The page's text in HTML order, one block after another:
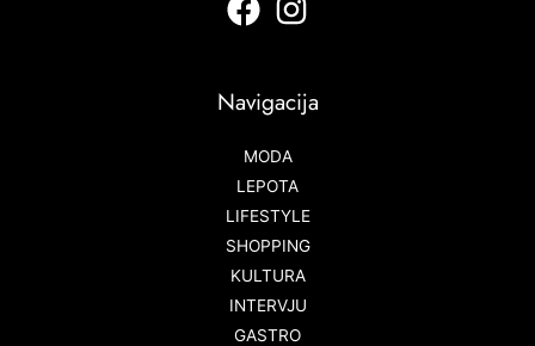
Navigacija
MODA
LEPOTA
LIFESTYLE
SHOPPING
KULTURA
INTERVJU
GASTRO